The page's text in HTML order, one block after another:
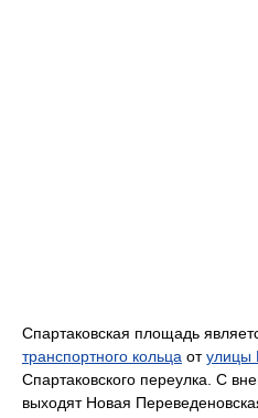
Спартаковская площадь
транспортного кольца отулицы
Спартаковского переулка. С
выходят Новая